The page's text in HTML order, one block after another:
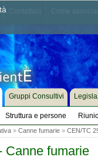
Struttura e persone
Gruppi Consultivi
» Canne fumarie» CEN/TC
Canne fumarie